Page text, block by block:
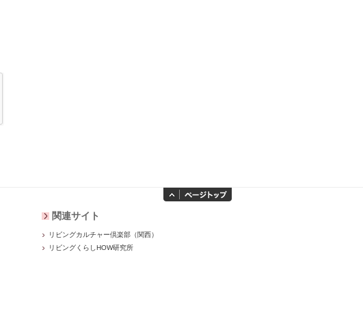
関連サイト
リビングカルチャー倶楽部（関西）
リビングくらしHOW研究所